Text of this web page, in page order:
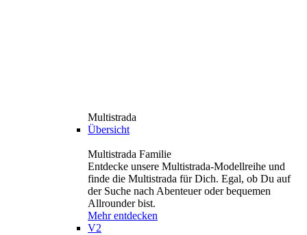
Multistrada
Übersicht
Multistrada Familie
Entdecke unsere Multistrada-Modellreihe und
finde die Multistrada für Dich. Egal, ob Du auf
der Suche nach Abenteuer oder bequemen
Allrounder bist.
Mehr entdecken
V2